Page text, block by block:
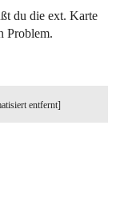
du die ext. Karte
Problem.
entfernt]